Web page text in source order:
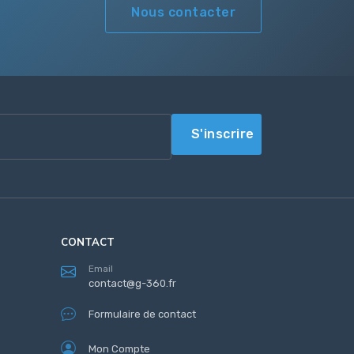
Nous contacter
S'inscrire
CONTACT
Email
contact@g-360.fr
Formulaire de contact
Mon Compte